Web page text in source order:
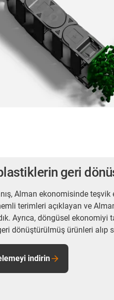
geri
Alman ekonomisinde
terimleri açıklayan ve
Ayrıca, döngüsel
dönüştürülmüş ürünleri alıp
indirin